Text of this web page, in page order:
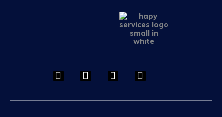
a
c
b
n
s
a
i
n
e
o
u
u